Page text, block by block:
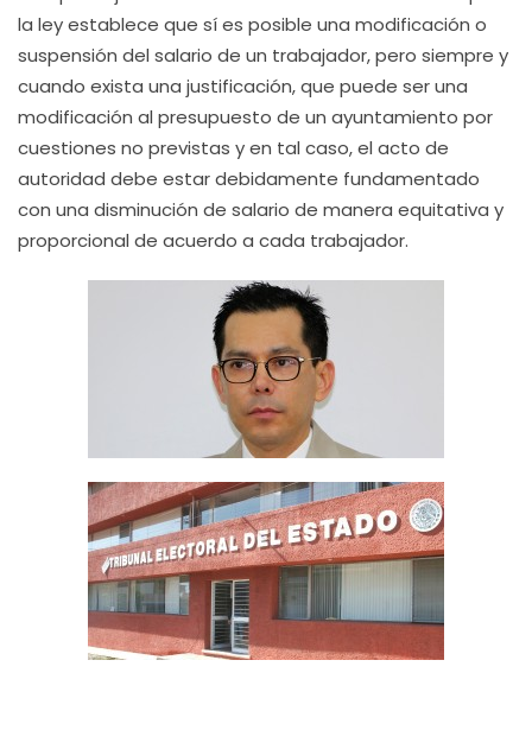
la ley establece que sí es posible una modificación o
suspensión del salario de un trabajador, pero siempre y
cuando exista una justificación, que puede ser una
modificación al presupuesto de un ayuntamiento por
cuestiones no previstas y en tal caso, el acto de
autoridad debe estar debidamente fundamentado
con una disminución de salario de manera equitativa y
proporcional de acuerdo a cada trabajador.